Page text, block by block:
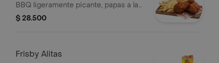
BBQ ligeramente picante, papas a la
francesa mediana (60 g), ensalada de
$ 28.500
Frisby Alitas